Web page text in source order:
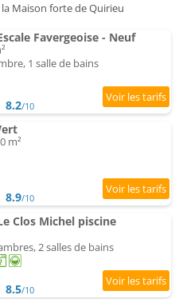
Maison forte de Quirieu
Favergeoise - Neuf
1 salle de bains
8.2/10
m²
8.9/10
Clos Michel piscine
2 salles de bains
8.5/10